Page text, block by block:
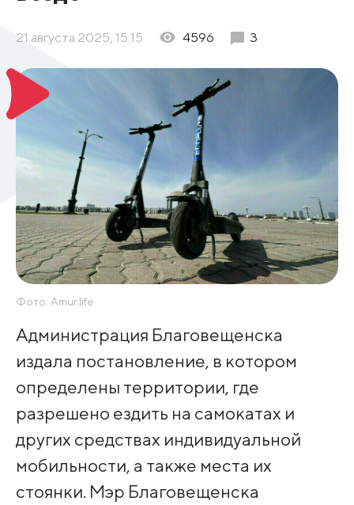
21 августа 2025, 15:15 4596 3
Фото: Amur.life
Администрация Благовещенска
издала постановление, в котором
определены территории, где
разрешено ездить на самокатах и
других средствах индивидуальной
мобильности, а также места их
стоянки. Мэр Благовещенска